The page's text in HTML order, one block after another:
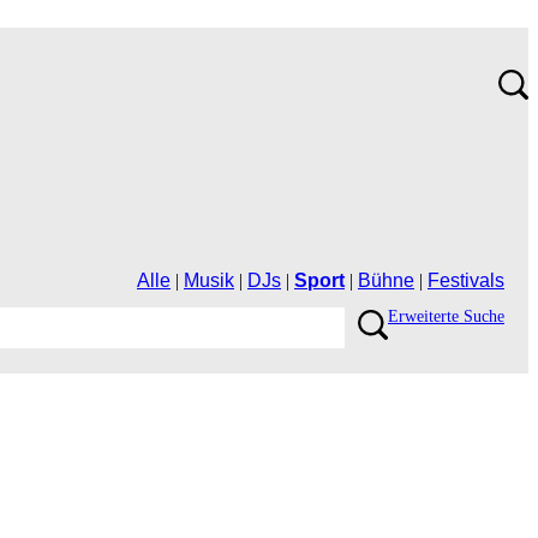
Alle | Musik | DJs | Sport | Bühne | Festivals
ErweiterteSuche